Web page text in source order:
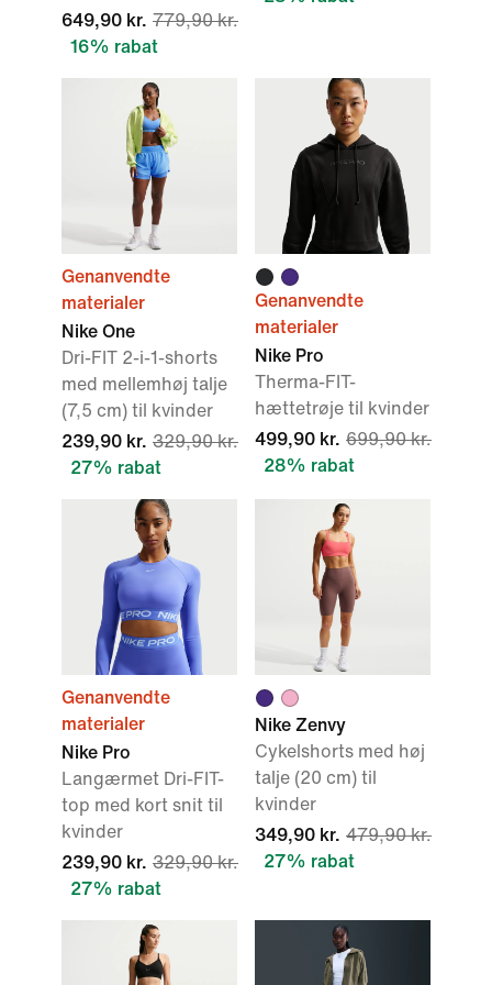
649,90 kr. 779,90 kr.
16% rabat
Genanvendte
materialer
Nike One
Dri-FIT 2-i-1-shorts
med mellemhøj talje
(7,5 cm) til kvinder
239,90 kr. 329,90 kr.
27% rabat
Genanvendte
materialer
Nike Pro
Therma-FIT-
hættetrøje til kvinder
499,90 kr. 699,90 kr.
28% rabat
Genanvendte
materialer
Nike Pro
Langærmet Dri-FIT-
top med kort snit til
kvinder
239,90 kr. 329,90 kr.
27% rabat
Nike Zenvy
Cykelshorts med høj
talje (20 cm) til
kvinder
349,90 kr. 479,90 kr.
27% rabat